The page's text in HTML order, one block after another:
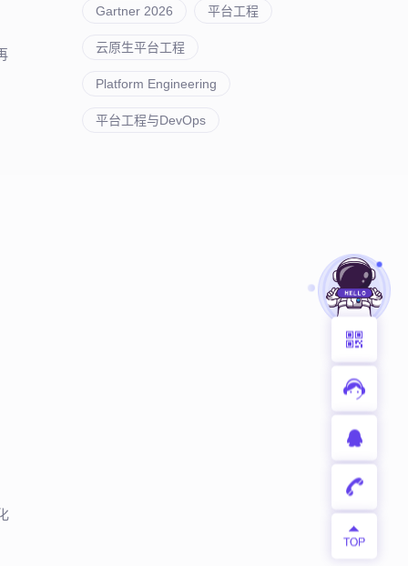
Gartner 2026 平台工程
云原生平台工程
Platform Engineering
平台工程与DevOps